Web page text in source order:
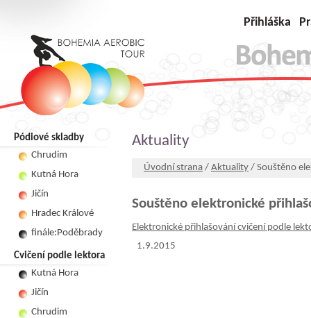
Přihláška
Pódiové skladby
Chrudim
Kutná Hora
Jičín
Hradec Králové
finále:Poděbrady
Cvičení podle lektora
Kutná Hora
Jičín
Chrudim
Aktuality
Úvodní strana / Aktuality / Souštěno
Souštěno elektronické
Elektronické přihlašování cvičení podle
1.9.2015